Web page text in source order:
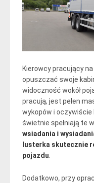
Kierowcy pracujący
opuszczać swoje
widoczność wokół
pracują, jest pełen
wykopów i oczywiście
świetnie spełniają te
wsiadania i
lusterka skutecznie
pojazdu.
Dodatkowo, przy